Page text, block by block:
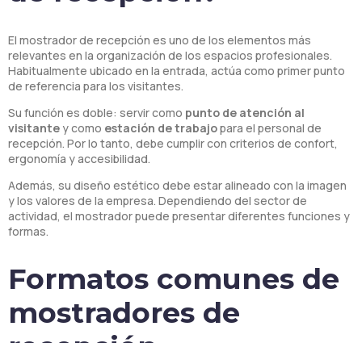
El mostrador de recepción es uno de los elementos más
relevantes en la organización de los espacios profesionales.
Habitualmente ubicado en la entrada, actúa como primer punto
de referencia para los visitantes.
Su función es doble: servir como punto de atención al
visitante y como estación de trabajopara el personal de
recepción. Por lo tanto, debe cumplir con criterios de confort,
ergonomía y accesibilidad.
Además, su diseño estético debe estar alineado con la imagen
y los valores de la empresa. Dependiendo del sector de
actividad, el mostrador puede presentar diferentes funciones y
formas.
Formatos comunes de
mostradores de